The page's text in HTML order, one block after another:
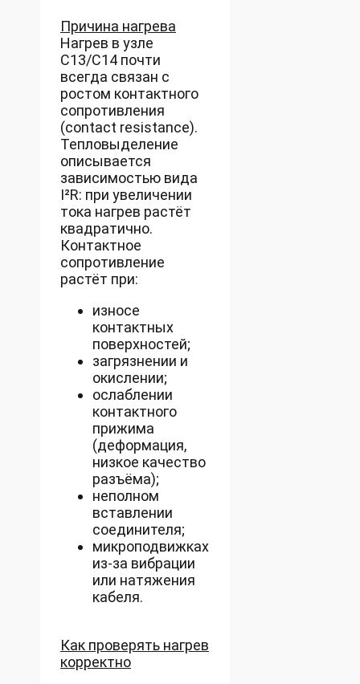
Причина нагрева
Нагрев в узле
C13/C14 почти
всегда связан с
ростом контактного
сопротивления
(contact resistance).
Тепловыделение
описывается
зависимостью вида
I²R: при увеличении
тока нагрев растёт
квадратично.
Контактное
сопротивление
растёт при:
износе
контактных
поверхностей;
загрязнении и
окислении;
ослаблении
контактного
прижима
(деформация,
низкое качество
разъёма);
неполном
вставлении
соединителя;
микроподвижках
из-за вибрации
или натяжения
кабеля.
Как проверять нагрев
корректно